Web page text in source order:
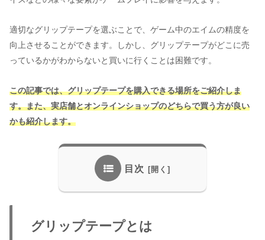
適切なグリップテープを選ぶことで、ゲーム中のエイムの精度を
向上させることができます。しかし、グリップテープがどこに売
っているかがわからないと買いに行くことは困難です。
この記事では、グリップテープを購入できる場所をご紹介しま
す。また、実店舗とオンラインショップのどちらで買う方が良い
かも紹介します。
目次
グリップテープとは